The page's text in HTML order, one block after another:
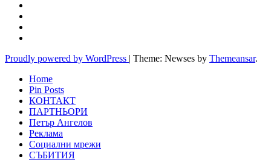
Proudly powered by WordPress | Theme: Newses by Themeansar.
Home
Pin Posts
КОНТАКТ
ПАРТНЬОРИ
Петър Ангелов
Реклама
Социални мрежи
СЪБИТИЯ